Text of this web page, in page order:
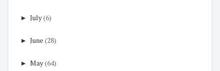
► July(6)
► June (28)
► May(64)